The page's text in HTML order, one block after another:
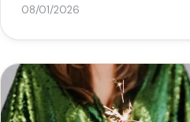
08/01/2026